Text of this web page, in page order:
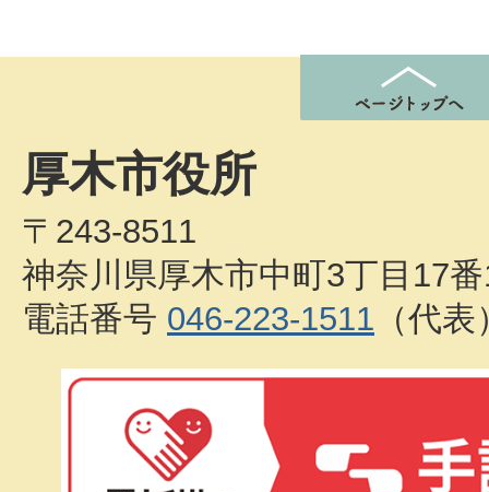
厚木市役所
〒243-8511
神奈川県厚木市中町3丁目17
電話番号 046-223-1511 （代表